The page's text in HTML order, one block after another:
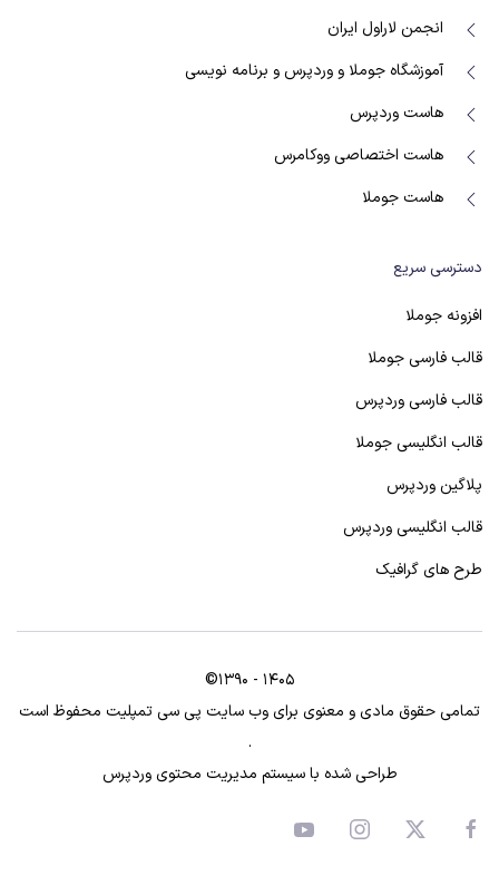
انجمن لاراول ایران
آموزشگاه جوملا و وردپرس و برنامه نویسی
هاست وردپرس
هاست اختصاصی ووکامرس
هاست جوملا
دسترسی سریع
افزونه جوملا
قالب فارسی جوملا
قالب فارسی وردپرس
قالب انگلیسی جوملا
پلاگین وردپرس
قالب انگلیسی وردپرس
طرح های گرافیک
©1390 - 1405
تمامی حقوق مادی و معنوی برای وب سایت پی سی تمپلیت محفوظ است
.
طراحی شده با سیستم مدیریت محتوی وردپرس